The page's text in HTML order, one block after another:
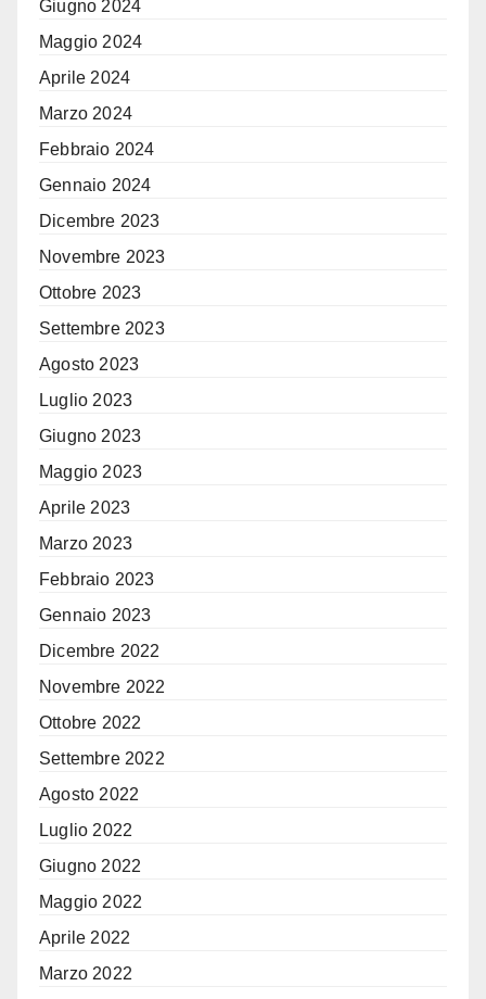
Giugno 2024
Maggio 2024
Aprile 2024
Marzo 2024
Febbraio 2024
Gennaio 2024
Dicembre 2023
Novembre 2023
Ottobre 2023
Settembre 2023
Agosto 2023
Luglio 2023
Giugno 2023
Maggio 2023
Aprile 2023
Marzo 2023
Febbraio 2023
Gennaio 2023
Dicembre 2022
Novembre 2022
Ottobre 2022
Settembre 2022
Agosto 2022
Luglio 2022
Giugno 2022
Maggio 2022
Aprile 2022
Marzo 2022